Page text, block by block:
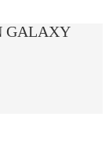
GALAXY